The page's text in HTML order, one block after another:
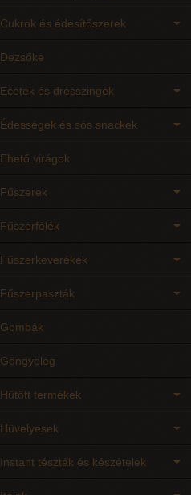
Cukrok és édesítőszerek
Dezsőke
Ecetek és dresszingek
Édességek és sós snackek
Ehető virágok
Fűszerek
Fűszerfélék
Fűszerkeverékek
Fűszerpaszták
Gombák
Göngyöleg
Hűtött termékek
Hüvelyesek
Instant tészták és készételek